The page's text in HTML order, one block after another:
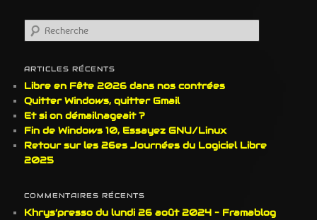
e
h
e
r
c
h
e
ARTICLES RÉCENTS
Libre en Fête 2026 dans nos contrées
Quitter Windows, quitter Gmail
Et si on démailnageait ?
Fin de Windows 10, Essayez GNU/Linux
Retour sur les 26es Journées du Logiciel Libre
2025
COMMENTAIRES RÉCENTS
Khrys’presso du lundi 26 août 2024 – Framablog